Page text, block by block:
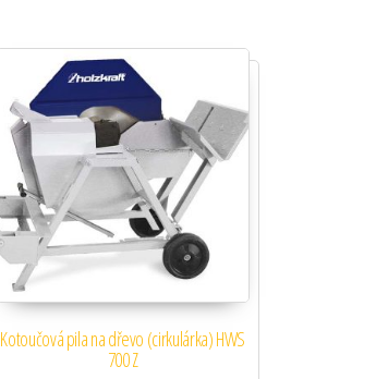
Kotoučová pila na dřevo (cirkulárka) HWS
700 Z